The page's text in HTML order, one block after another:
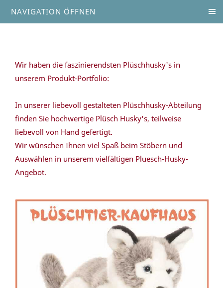
NAVIGATION ÖFFNEN
Wir haben die faszinierendsten Plüschhusky's in
unserem Produkt-Portfolio:
In unserer liebevoll gestalteten Plüschhusky-Abteilung
finden Sie hochwertige Plüsch Husky's, teilweise
liebevoll von Hand gefertigt.
Wir wünschen Ihnen viel Spaß beim Stöbern und
Auswählen in unserem vielfältigen Pluesch-Husky-
Angebot.